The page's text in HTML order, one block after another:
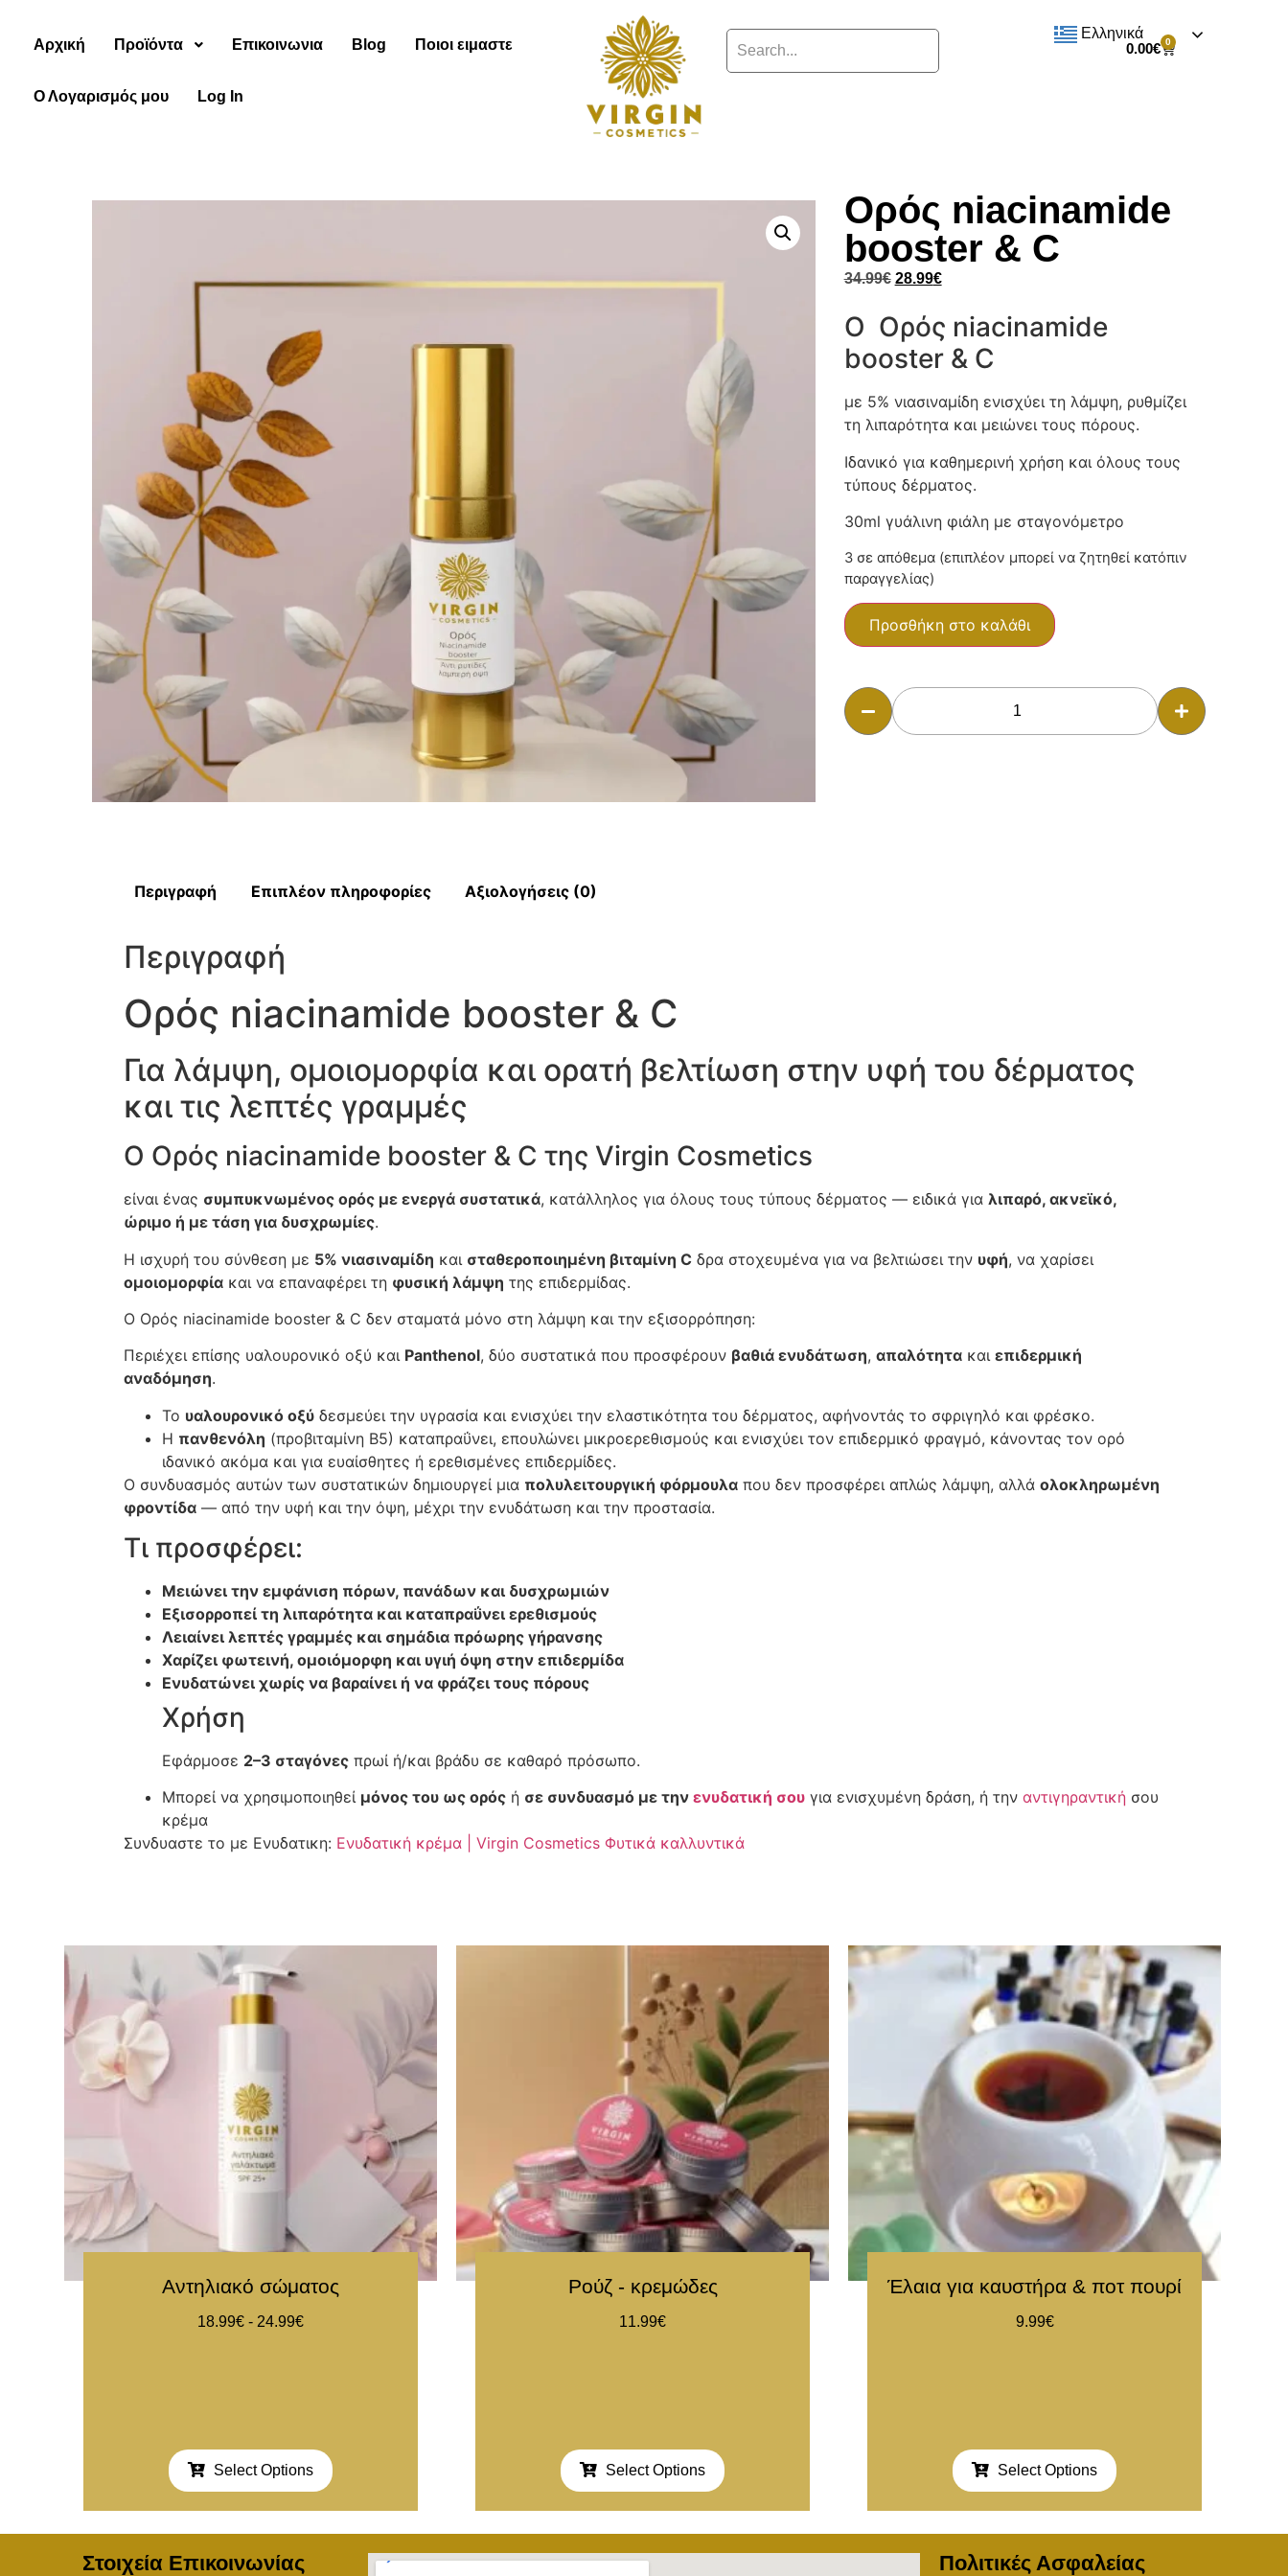
Αρχική Προϊόντα Επικοινωνια Blog Ποιοι ειμαστε
Ο Λογαρισμός μου Log In
Ελληνικά
0.00€ 0
Ορός niacinamide
booster & C
34.99€ 28.99€
Ο Ορός niacinamide
booster & C
με 5% νιασιναμίδη ενισχύει τη λάμψη, ρυθμίζει
τη λιπαρότητα και μειώνει τους πόρους.
Ιδανικό για καθημερινή χρήση και όλους τους
τύπους δέρματος.
30ml γυάλινη φιάλη με σταγονόμετρο
3 σε απόθεμα (επιπλέον μπορεί να ζητηθεί κατόπιν
παραγγελίας)
Προσθήκη στο καλάθι
Περιγραφή Επιπλέον πληροφορίες Αξιολογήσεις (0)
Περιγραφή
Ορός niacinamide booster & C
Για λάμψη, ομοιομορφία και ορατή βελτίωση στην υφή του δέρματος
και τις λεπτές γραμμές
Ο Ορός niacinamide booster & C της Virgin Cosmetics
είναι ένας συμπυκνωμένος ορός με ενεργά συστατικά, κατάλληλος για όλους τους τύπους δέρματος — ειδικά γιαλιπαρό, ακνεϊκό,
ώριμο ή με τάση για δυσχρωμίες.
Η ισχυρή του σύνθεση με 5% νιασιναμίδη και σταθεροποιημένη βιταμίνη C δρα στοχευμένα για να βελτιώσει την υφή, να χαρίσει
ομοιομορφία και να επαναφέρει τη φυσική λάμψη της επιδερμίδας.
Ο Ορός niacinamide booster & C δεν σταματά μόνο στη λάμψη και την εξισορρόπηση:
Περιέχει επίσης υαλουρονικό οξύ και Panthenol, δύο συστατικά που προσφέρουν βαθιά ενυδάτωση,απαλότητα καιεπιδερμική
αναδόμηση.
Το υαλουρονικό οξύ δεσμεύει την υγρασία και ενισχύει την ελαστικότητα του δέρματος, αφήνοντάς το σφριγηλό και φρέσκο.
Η πανθενόλη (προβιταμίνη Β5) καταπραΰνει, επουλώνει μικροερεθισμούς και ενισχύει τον επιδερμικό φραγμό, κάνοντας τον ορό
ιδανικό ακόμα και για ευαίσθητες ή ερεθισμένες επιδερμίδες.
Ο συνδυασμός αυτών των συστατικών δημιουργεί μια πολυλειτουργική φόρμουλα που δεν προσφέρει απλώς λάμψη, αλλάολοκληρωμένη
φροντίδα — από την υφή και την όψη, μέχρι την ενυδάτωση και την προστασία.
Τι προσφέρει:
Μειώνει την εμφάνιση πόρων, πανάδων και δυσχρωμιών
Εξισορροπεί τη λιπαρότητα και καταπραΰνει ερεθισμούς
Λειαίνει λεπτές γραμμές και σημάδια πρόωρης γήρανσης
Χαρίζει φωτεινή, ομοιόμορφη και υγιή όψη στην επιδερμίδα
Ενυδατώνει χωρίς να βαραίνει ή να φράζει τους πόρους
Χρήση
Εφάρμοσε 2–3 σταγόνες πρωί ή/και βράδυ σε καθαρό πρόσωπο.
Μπορεί να χρησιμοποιηθεί μόνος του ως ορός ή σε συνδυασμό με τηνενυδατική σου για ενισχυμένη δράση, ή τηναντιγηραντική σου
κρέμα
Συνδυαστε το με Ενυδατικη: Ενυδατική κρέμα | Virgin Cosmetics Φυτικά καλλυντικά
Αντηλιακό σώματος
18.99€-24.99€
Select Options
Ρούζ - κρεμώδες
11.99€
Select Options
Έλαια για καυστήρα & ποτ πουρί
9.99€
Select Options
Στοιχεία Επικοινωνίας Πολιτικές Ασφαλείας